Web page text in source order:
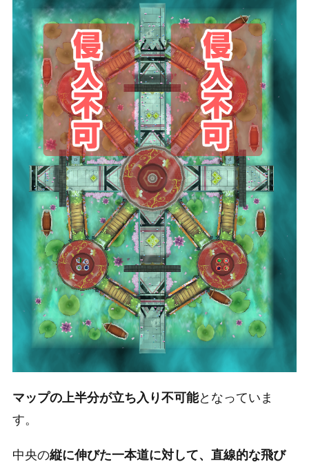
マップの上半分が立ち入り不可能となっていま
す。
中央の縦に伸びた一本道に対して、直線的な飛び